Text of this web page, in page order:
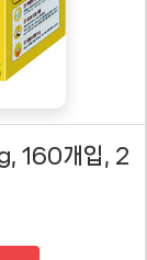
160개입, 2